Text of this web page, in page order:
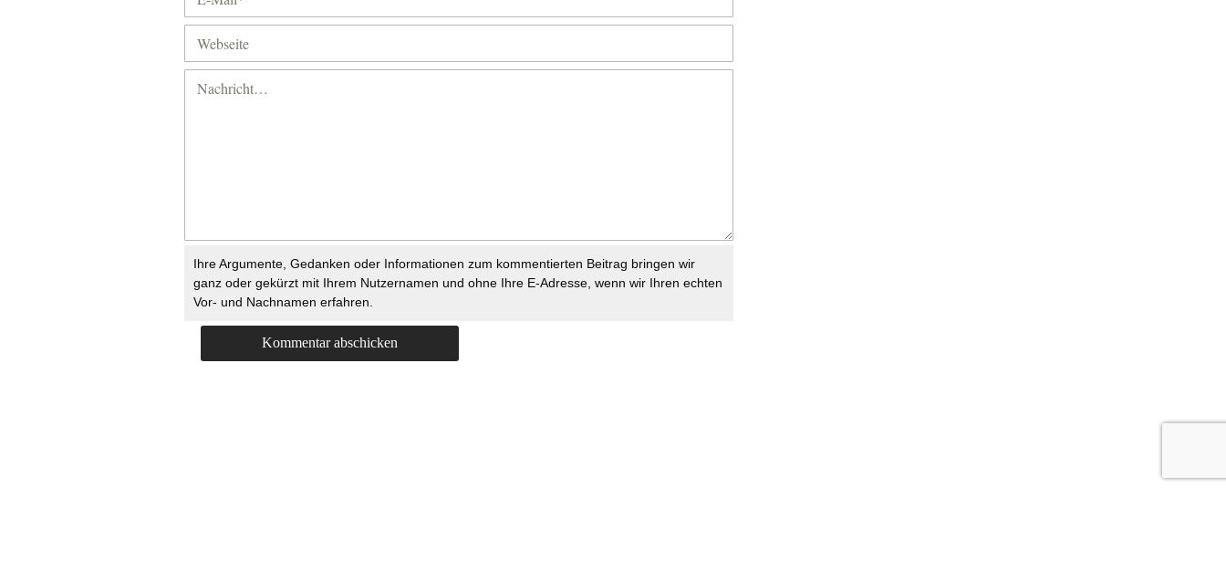
Ihre Argumente, Gedanken oder Informationen zum kommentierten Beitrag bringen wir
ganz oder gekürzt mit Ihrem Nutzernamen und ohne Ihre E-Adresse, wenn wir Ihren echten
Vor- und Nachnamen erfahren.